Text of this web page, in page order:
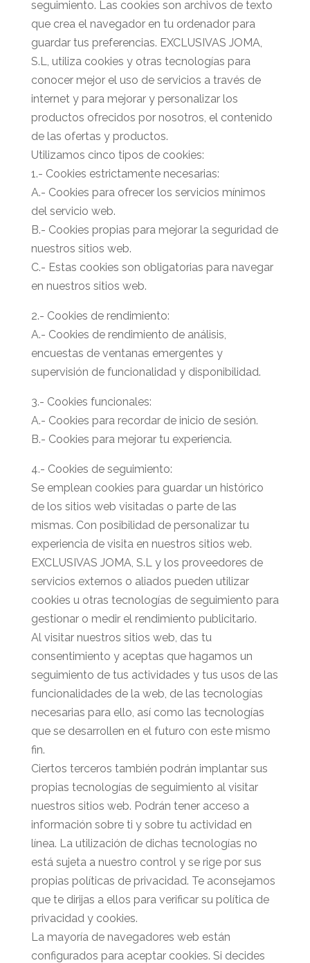
seguimiento. Las cookies son archivos de texto
que crea el navegador en tu ordenador para
guardar tus preferencias. EXCLUSIVAS JOMA,
S.L, utiliza cookies y otras tecnologías para
conocer mejor el uso de servicios a través de
internet y para mejorar y personalizar los
productos ofrecidos por nosotros, el contenido
de las ofertas y productos.
Utilizamos cinco tipos de cookies:
1.- Cookies estrictamente necesarias:
A.- Cookies para ofrecer los servicios mínimos
del servicio web.
B.- Cookies propias para mejorar la seguridad de
nuestros sitios web.
C.- Estas cookies son obligatorias para navegar
en nuestros sitios web.
2.- Cookies de rendimiento:
A.- Cookies de rendimiento de análisis,
encuestas de ventanas emergentes y
supervisión de funcionalidad y disponibilidad.
3.- Cookies funcionales:
A.- Cookies para recordar de inicio de sesión.
B.- Cookies para mejorar tu experiencia.
4.- Cookies de seguimiento:
Se emplean cookies para guardar un histórico
de los sitios web visitadas o parte de las
mismas. Con posibilidad de personalizar tu
experiencia de visita en nuestros sitios web.
EXCLUSIVAS JOMA, S.L y los proveedores de
servicios externos o aliados pueden utilizar
cookies u otras tecnologías de seguimiento para
gestionar o medir el rendimiento publicitario.
Al visitar nuestros sitios web, das tu
consentimiento y aceptas que hagamos un
seguimiento de tus actividades y tus usos de las
funcionalidades de la web, de las tecnologías
necesarias para ello, así como las tecnologías
que se desarrollen en el futuro con este mismo
fin.
Ciertos terceros también podrán implantar sus
propias tecnologías de seguimiento al visitar
nuestros sitios web. Podrán tener acceso a
información sobre ti y sobre tu actividad en
línea. La utilización de dichas tecnologías no
está sujeta a nuestro control y se rige por sus
propias políticas de privacidad. Te aconsejamos
que te dirijas a ellos para verificar su política de
privacidad y cookies.
La mayoría de navegadores web están
configurados para aceptar cookies. Si decides